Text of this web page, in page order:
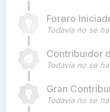
Forero
Todavía no se
Contribuidor
Todavía no se
Gran
Todavía no se